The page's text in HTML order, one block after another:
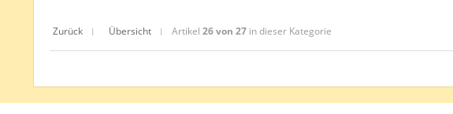
Zurück | Übersicht | Artikel 26 von 27 in dieser Kategorie